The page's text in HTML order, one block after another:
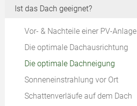
Ist das Dach geeignet?
Vor- & Nachteile einer PV-Anlage
Die optimale Dachausrichtung
Die optimale Dachneigung
Sonneneinstrahlung vor Ort
Schattenverläufe auf dem Dach